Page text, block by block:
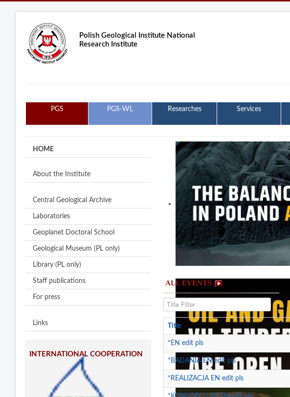
Polish Geological Institute National
Research Institute
PGS PGS-WL Researches Services
HOME
About the Institute
Central Geological Archive
Laboratories
Geoplanet Doctoral School
Geological Museum (PL only)
Library (PL only)
Staff publications
For press
Links
INTERNATIONAL COOPERATION
ALL EVENTS
Title Filter
Title
*EN edit pls
*BADANIA EN edit pls
*REALIZACJA EN edit pls